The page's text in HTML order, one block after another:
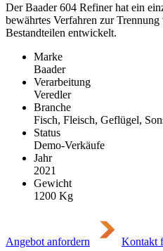
Der Baader 604 Refiner hat ein
bewährtes Verfahren zur
Bestandteilen entwickelt.
Marke
Baader
Verarbeitung
Veredler
Branche
Fisch, Fleisch, Geflügel,
Status
Demo-Verkäufe
Jahr
2021
Gewicht
1200 Kg
Angebot anfordern Kontakt